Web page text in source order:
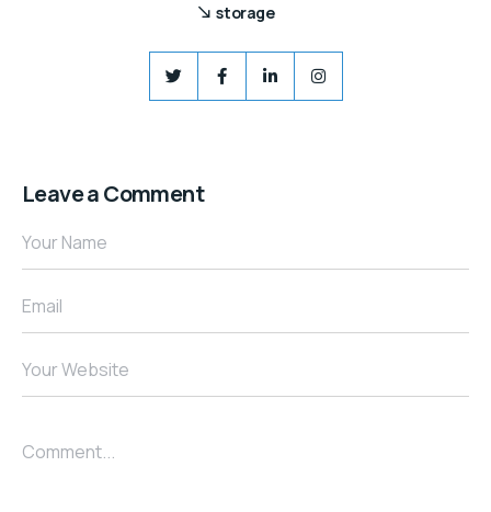
storage
Leave a Comment
Your Name
Email
Your Website
Comment...